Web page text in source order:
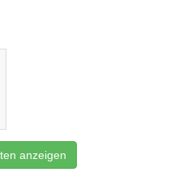
anzeigen